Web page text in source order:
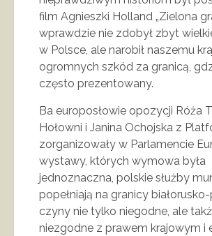
film Agnieszki Holland „Zielona
wprawdzie nie zdobył zbyt
w Polsce, ale narobił naszemu
ogromnych szkód za granicą,
często prezentowany.
Ba europosłowie opozycji Róża
Hołowni i Janina Ochojska z
zorganizowały w Parlamencie
wystawy, których wymowa była
jednoznaczna, polskie służby
popełniają na granicy
czyny nie tylko niegodne, ale
niezgodne z prawem krajowym i